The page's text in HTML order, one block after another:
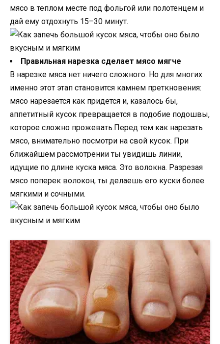
мясо в теплом месте под фольгой или полотенцем и
дай ему отдохнуть 15–30 минут.
Правильная нарезка сделает мясо мягче
В нарезке мяса нет ничего сложного. Но для многих
именно этот этап становится камнем преткновения:
мясо нарезается как придется и, казалось бы,
аппетитный кусок превращается в подобие подошвы,
которое сложно прожевать.Перед тем как нарезать
мясо, внимательно посмотри на свой кусок. При
ближайшем рассмотрении ты увидишь линии,
идущие по длине куска мяса. Это волокна. Разрезая
мясо поперек волокон, ты делаешь его куски более
мягкими и сочными.